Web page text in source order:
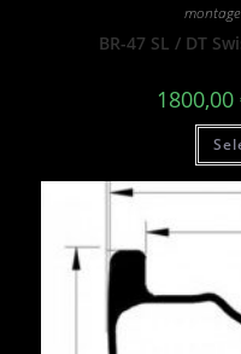
BR-47 SL / DT
1800,00